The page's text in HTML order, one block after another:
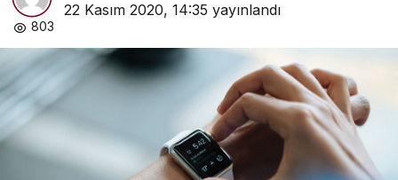
22 Kasım 2020, 14:35 yayınlandı
803